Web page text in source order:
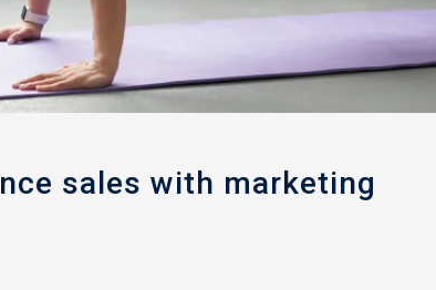
sales with marketing